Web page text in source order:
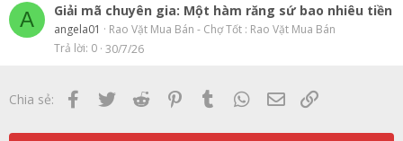
A Giải mã chuyên gia: Một hàm răng sứ bao nhiêu tiền
angela01
Rao Vặt Mua Bán - Chợ Tốt : Rao Vặt Mua Bán
Trả lời 0 30/7/26
Chia sẻ: Facebook
Twitter Reddit PinterestTumblr WhatsApp
Email